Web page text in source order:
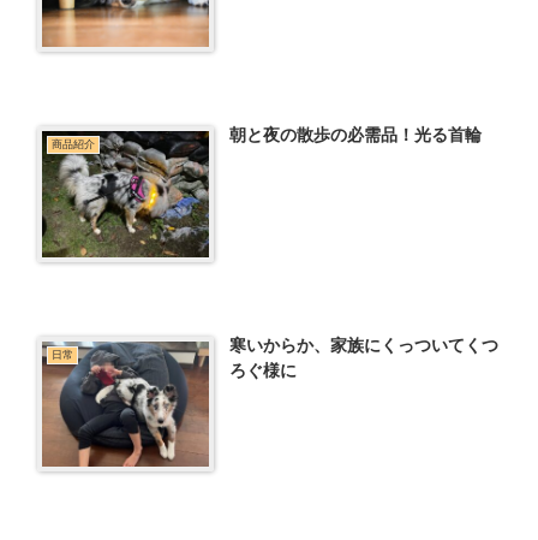
商品紹介 朝と夜の散歩の必需品！光る首輪
日常
寒いからか、家族にくっついてくつ
ろぐ様に